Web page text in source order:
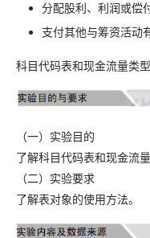
分配股利、利润或偿
支付其他与筹资活动
科目代码表和现金流量类
（一）实验目的
了解科目代码表和现金流
（二）实验要求
了解表对象的使用方法。